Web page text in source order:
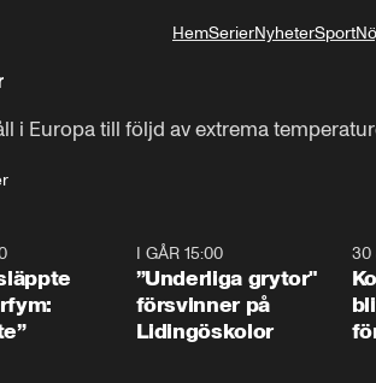
HemSerierNyheterSport
i Europa till följd av extrema
I GÅR 15:00
”Underliga grytor"
försvinner på
Lidingöskolor
30